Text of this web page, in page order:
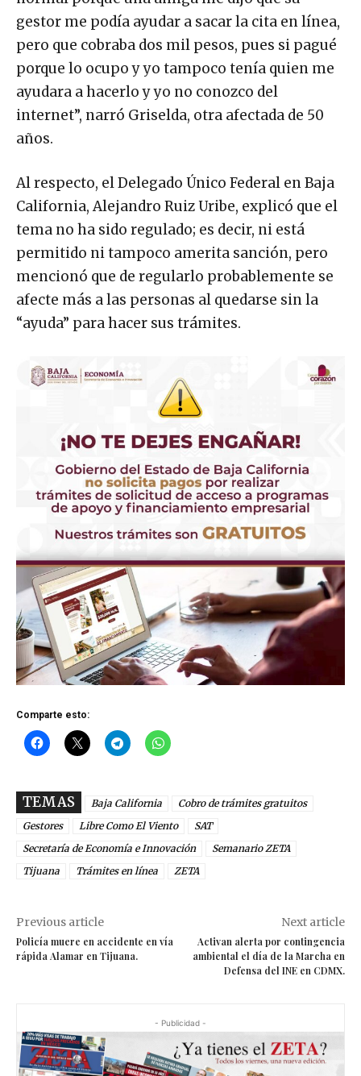
gestor me podía ayudar a sacar la cita en línea,
pero que cobraba dos mil pesos, pues si pagué
porque lo ocupo y yo tampoco tenía quien me
ayudara a hacerlo y yo no conozco del
internet”, narró Griselda, otra afectada de 50
años.
Al respecto, el Delegado Único Federal en Baja
California, Alejandro Ruiz Uribe, explicó que el
tema no ha sido regulado; es decir, ni está
permitido ni tampoco amerita sanción, pero
mencionó que de regularlo probablemente se
afecte más a las personas al quedarse sin la
“ayuda” para hacer sus trámites.
Comparte esto:
TEMAS Baja California
Cobro de trámites gratuitos
Gestores
Libre Como El Viento
SAT
Secretaría de Economía e Innovación
Semanario ZETA
Tijuana
Trámites en línea ZETA
Previous article
Policía muere en accidente en vía
rápida Alamar en Tijuana.
Next article
Activan alerta por contingencia
ambiental el día de la Marcha en
Defensa del INE en CDMX.
- Publicidad -